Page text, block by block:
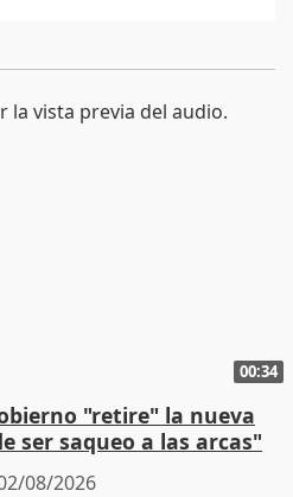
00:34
"retire" la nueva
ser saqueo a las arcas"
08/2026